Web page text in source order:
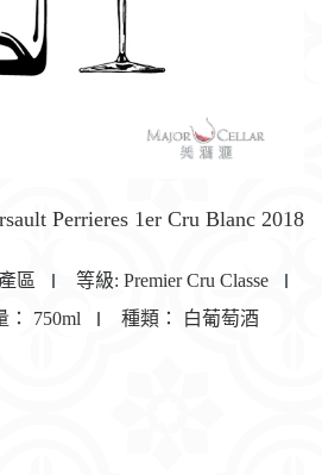
Perrieres 1er Cru Blanc 2018
區 等級: Premier Cru Classe
： 750ml 種類： 白葡萄酒